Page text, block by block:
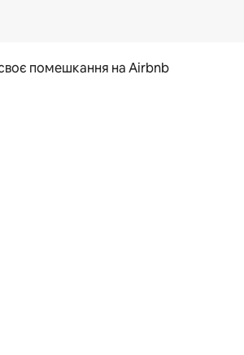
помешкання на Airbnb